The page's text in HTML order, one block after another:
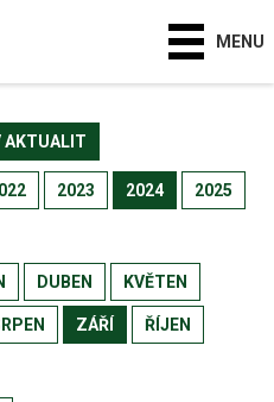
MENU
AKTUALIT
2023 2024 2025
DUBEN KVĚTEN
ZÁŘÍ ŘÍJEN